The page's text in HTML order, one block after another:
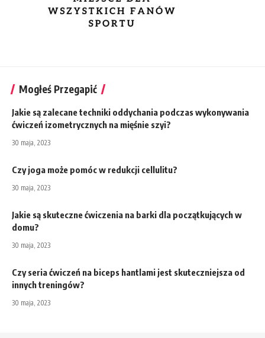
Mogłeś Przegapić
Jakie są zalecane techniki oddychania podczas wykonywania
ćwiczeń izometrycznych na mięśnie szyi?
30 maja, 2023
Czy joga może pomóc w redukcji cellulitu?
30 maja, 2023
Jakie są skuteczne ćwiczenia na barki dla początkujących w
domu?
30 maja, 2023
Czy seria ćwiczeń na biceps hantlami jest skuteczniejsza od
innych treningów?
30 maja, 2023